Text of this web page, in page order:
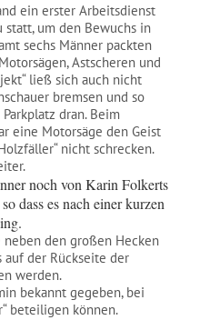
ein erster Arbeitsdienst
statt, um den Bewuchs in
sechs Männer packten
Astscheren und
ließ sich auch nicht
bremsen und so
dran. Beim
eine Motorsäge den Geist
nicht schrecken.
noch von Karin Folkerts
dass es nach einer kurzen
den großen Hecken
auf der Rückseite der
werden.
bekannt gegeben, bei
beteiligen können.